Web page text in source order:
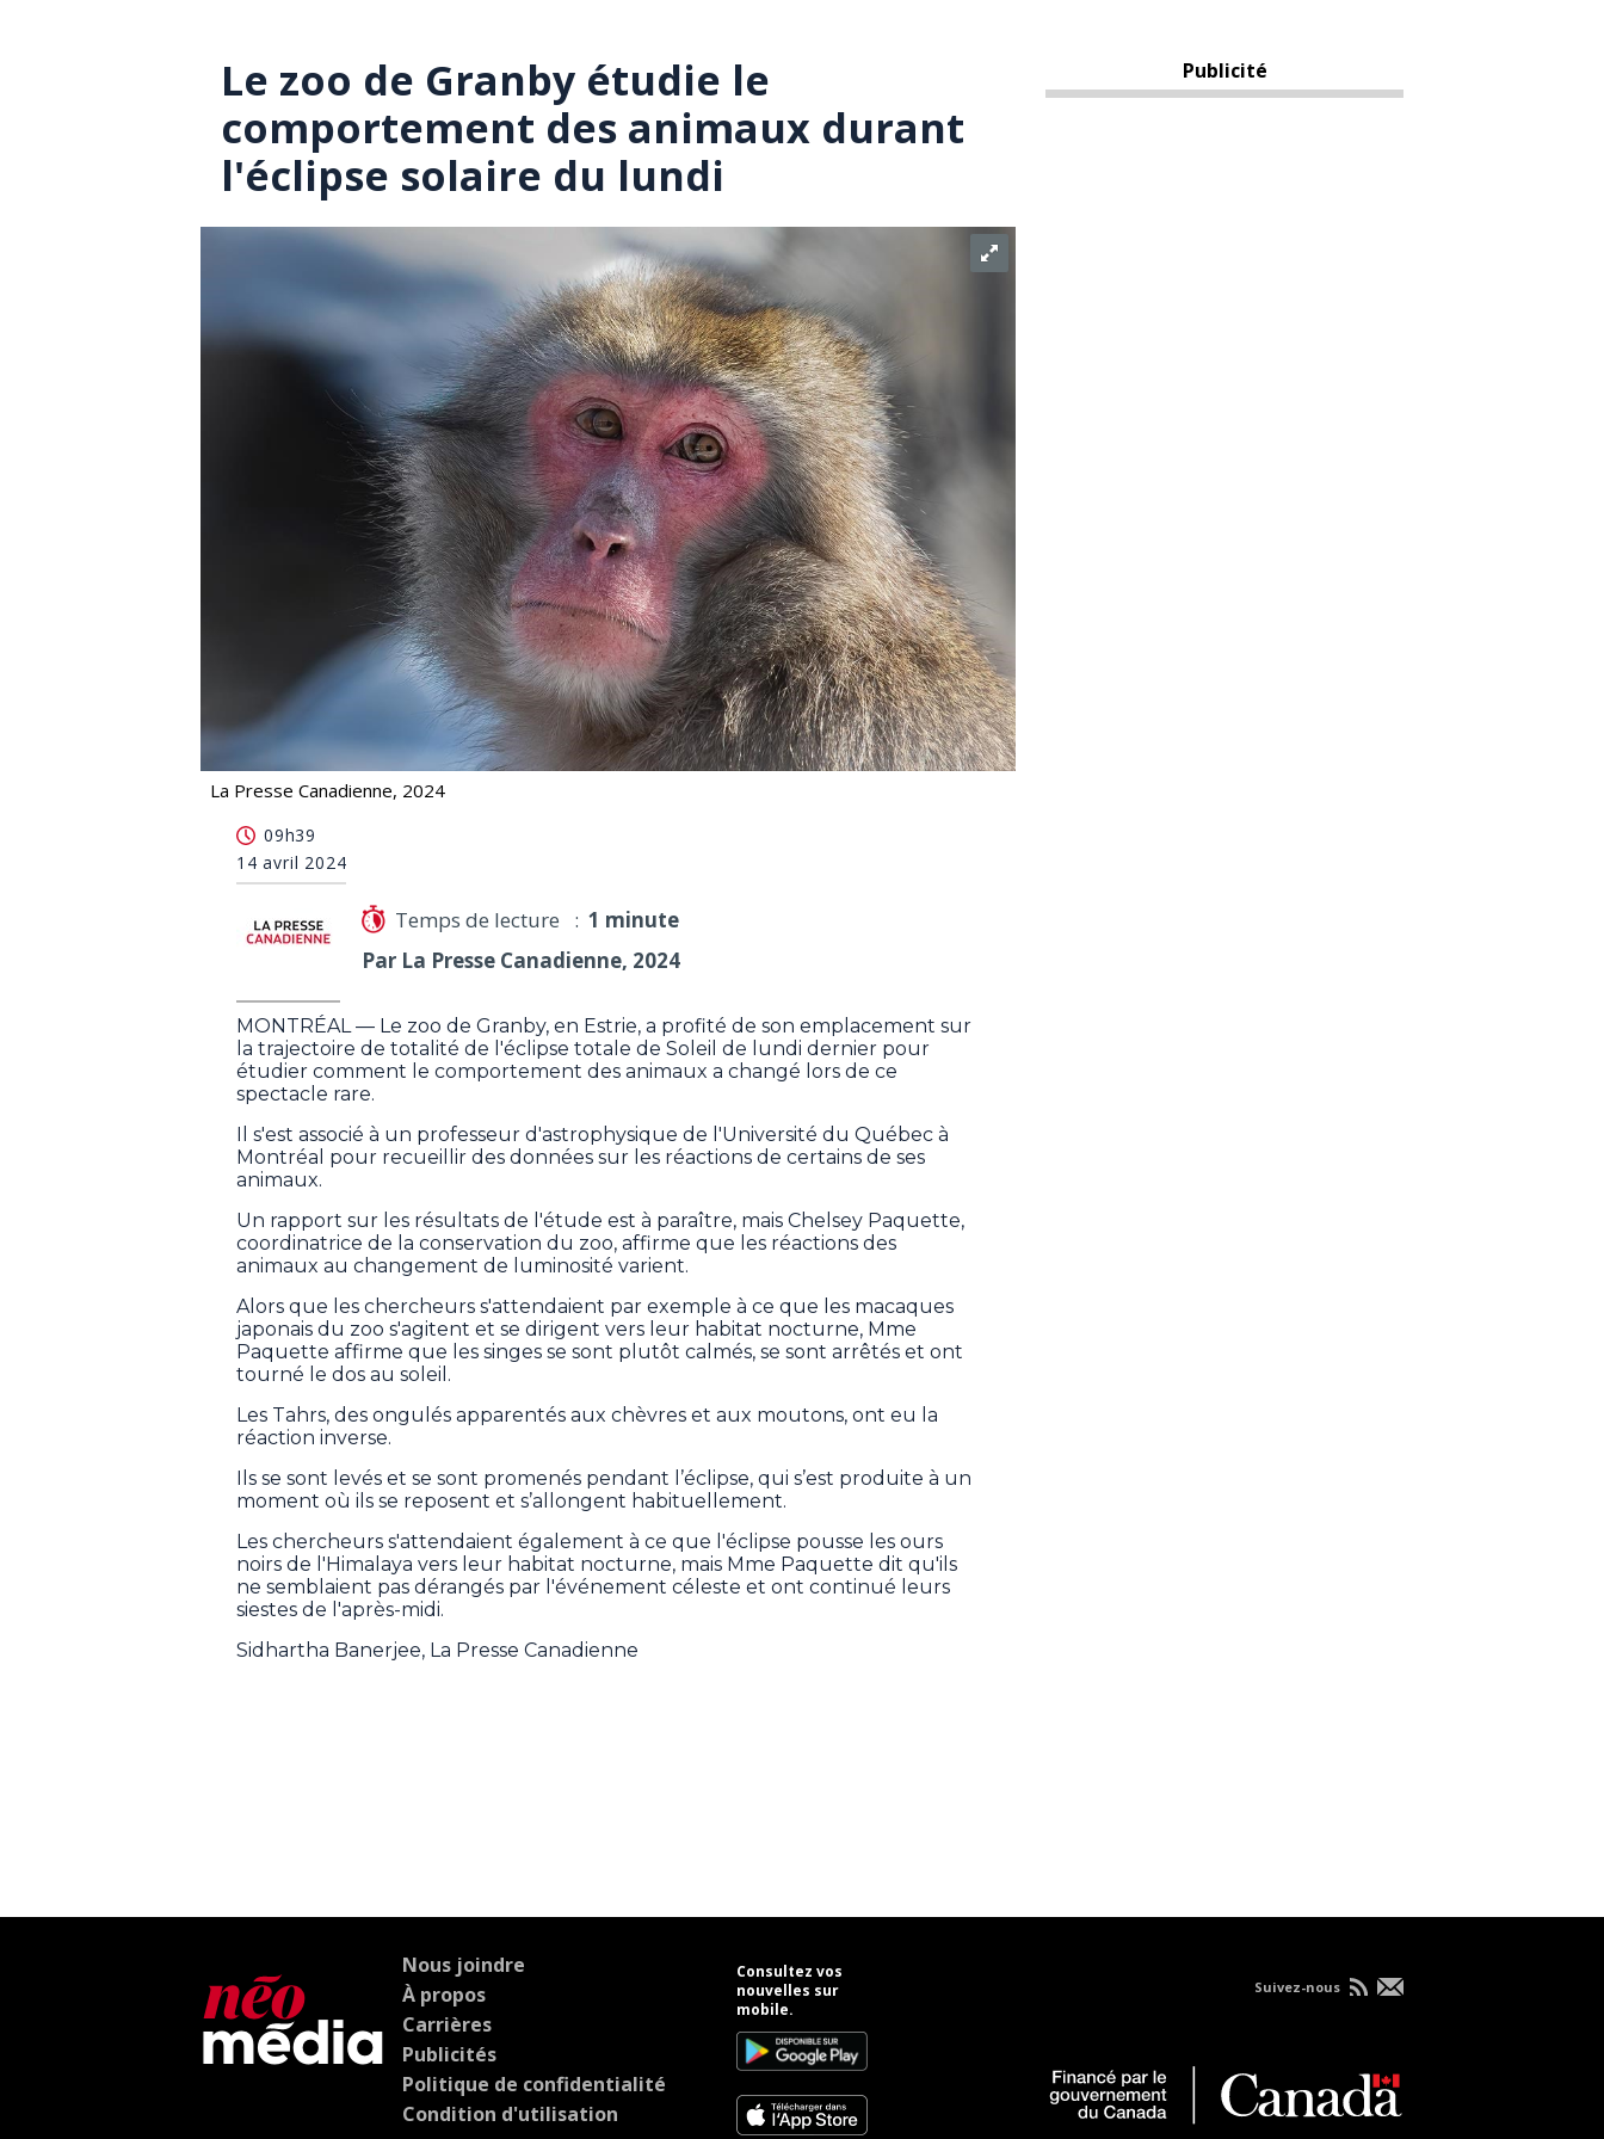
Le zoo de Granby étudie le
comportement des animaux durant
l'éclipse solaire du lundi
La Presse Canadienne, 2024
09h39
14 avril 2024
Temps de lecture : 1 minute
Par La Presse Canadienne, 2024
MONTRÉAL — Le zoo de Granby, en Estrie, a profité de son emplacement sur
la trajectoire de totalité de l'éclipse totale de Soleil de lundi dernier pour
étudier comment le comportement des animaux a changé lors de ce
spectacle rare.
Il s'est associé à un professeur d'astrophysique de l'Université du Québec à
Montréal pour recueillir des données sur les réactions de certains de ses
animaux.
Un rapport sur les résultats de l'étude est à paraître, mais Chelsey Paquette,
coordinatrice de la conservation du zoo, affirme que les réactions des
animaux au changement de luminosité varient.
Alors que les chercheurs s'attendaient par exemple à ce que les macaques
japonais du zoo s'agitent et se dirigent vers leur habitat nocturne, Mme
Paquette affirme que les singes se sont plutôt calmés, se sont arrêtés et ont
tourné le dos au soleil.
Les Tahrs, des ongulés apparentés aux chèvres et aux moutons, ont eu la
réaction inverse.
Ils se sont levés et se sont promenés pendant l’éclipse, qui s’est produite à un
moment où ils se reposent et s’allongent habituellement.
Les chercheurs s'attendaient également à ce que l'éclipse pousse les ours
noirs de l'Himalaya vers leur habitat nocturne, mais Mme Paquette dit qu'ils
ne semblaient pas dérangés par l'événement céleste et ont continué leurs
siestes de l'après-midi.
Sidhartha Banerjee, La Presse Canadienne
Publicité
Nous joindre
À propos
Carrières
Publicités
Politique de confidentialité
Condition d'utilisation
Consultez vos
nouvelles sur
mobile.
Suivez-nous